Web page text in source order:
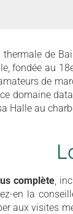
de
fondée au
de
domaine
Halle au
complète,
en la
aux visites